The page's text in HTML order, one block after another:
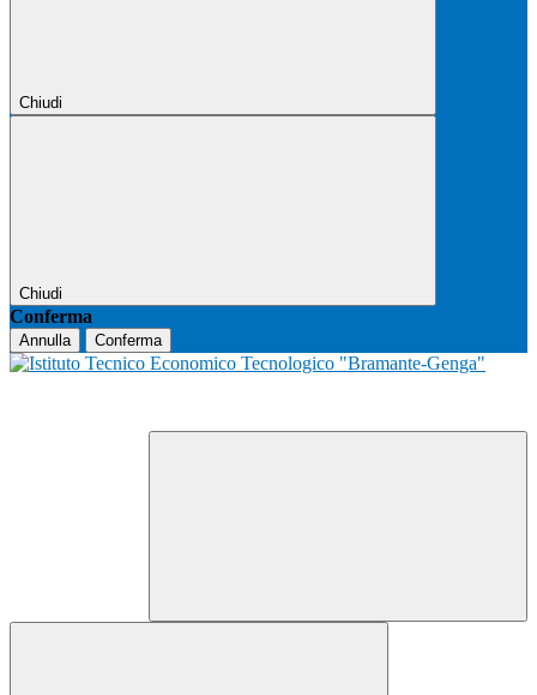
Chiudi
Chiudi
Conferma
Annulla Conferma